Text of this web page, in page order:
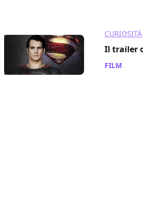
CURIOSITÀ
Il trailer
FILM